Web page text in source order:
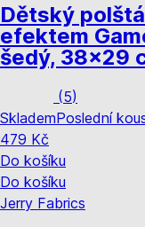
Dětský
efektem
šedý, 38x29
(5)
SklademPoslední
479 Kč
Do košíku
Do košíku
Jerry Fabrics